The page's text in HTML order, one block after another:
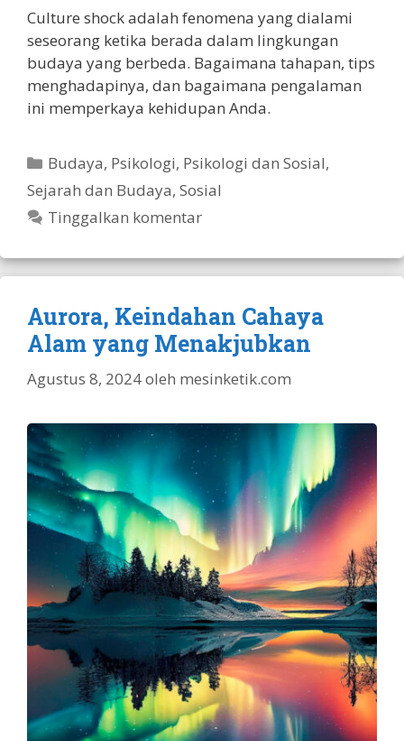
Culture shock adalah fenomena yang dialami
seseorang ketika berada dalam lingkungan
budaya yang berbeda. Bagaimana tahapan, tips
menghadapinya, dan bagaimana pengalaman
ini memperkaya kehidupan Anda.
Kategori
Budaya, Psikologi, Psikologi dan Sosial,
Sejarah dan Budaya, Sosial
Tinggalkan komentar
Aurora, Keindahan Cahaya
Alam yang Menakjubkan
Agustus 8, 2024oleh mesinketik.com